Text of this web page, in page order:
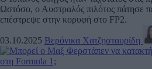
Ωστόσο, ο Αυστραλός πιλότος πάτησε
επέστρεψε στην κορυφή στο FP2.
03.10.2025 Βερόνικα Χατζησταυρίδη